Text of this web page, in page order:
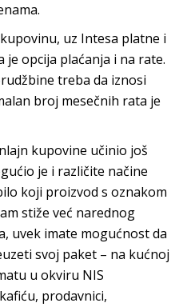
uz Intesa platne i
opcija plaćanja i na rate.
treba da iznosi
broj mesečnih rata je
kupovine učinio još
je i različite načine
koji proizvod s oznakom
stiže već narednog
uvek imate mogućnost da
svoj paket – na kućnoj
u okviru NIS
prodavnici,